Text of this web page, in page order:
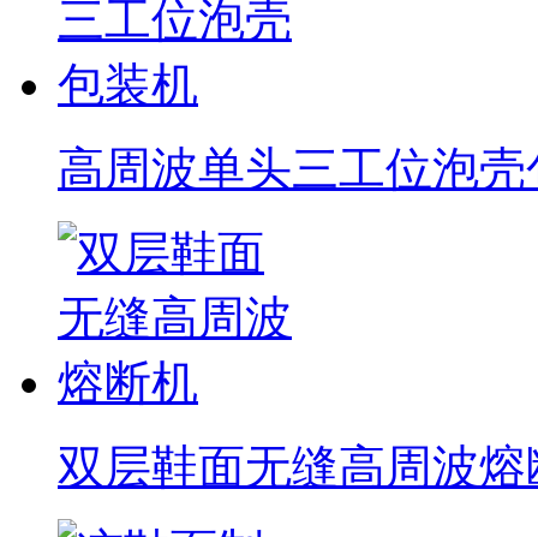
高周波单头三工位泡
双层鞋面无缝高周波熔